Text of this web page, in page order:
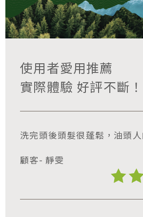
使用者愛用推薦
實際體驗 好評不斷！
洗完頭後頭髮很蓬鬆，油頭
顧客- 靜雯